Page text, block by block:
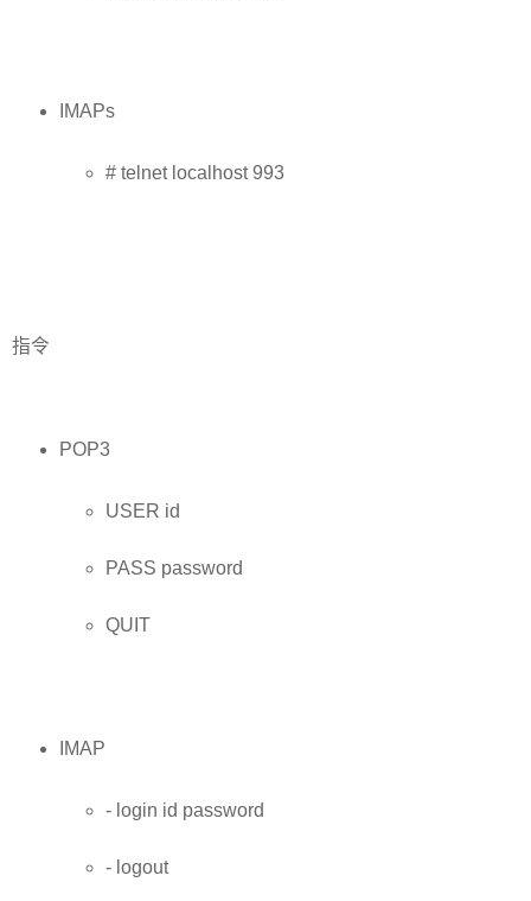
IMAPs
# telnet localhost 993
指令
POP3
USER id
PASS password
QUIT
IMAP
- login id password
- logout